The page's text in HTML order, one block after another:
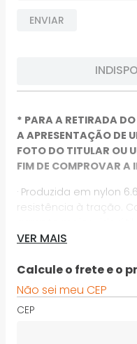
ENVIAR
* PARA A RETIRADA
A APRESENTAÇÃO DE
FOTO DO TITULAR OU
FIM DE COMPROVAR A
· Produzida em nylon
resistência à tração.
· Indicada para fixar e
outros. Também
enforca gato, fita de
abraçadeira VONDER
somente para uso
VER MAIS
Calcule o frete e o
Não sei meu CEP
CEP